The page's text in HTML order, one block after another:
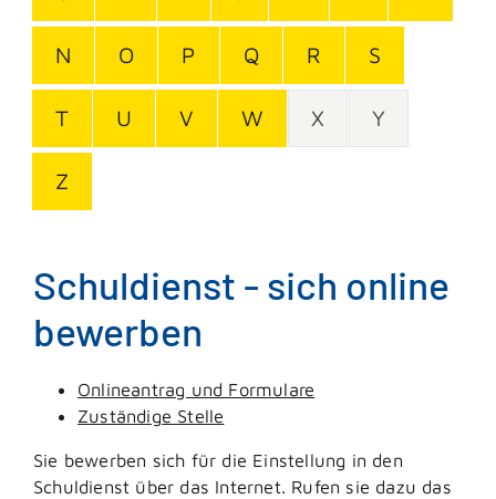
N O P Q R S
T U V W X Y
Z
Schuldienst - sich online
bewerben
Onlineantrag und Formulare
Zuständige Stelle
Sie bewerben sich für die Einstellung in den
Schuldienst über das Internet. Rufen sie dazu das